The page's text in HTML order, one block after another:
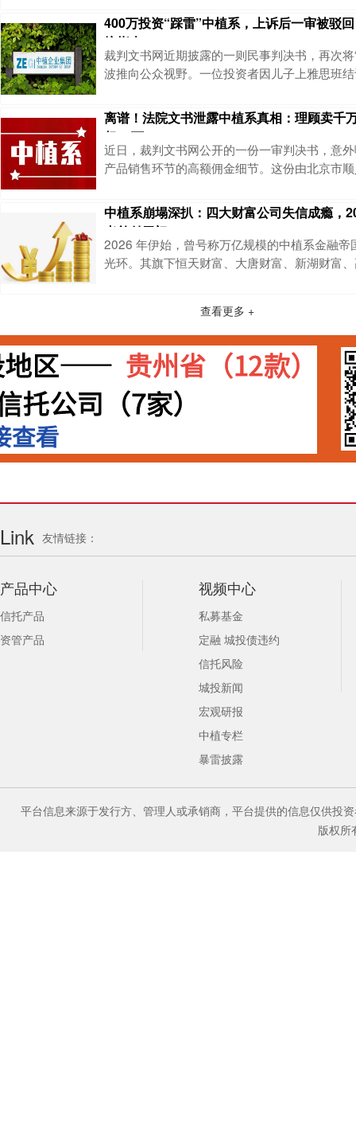
的逐步瓦解：2023年1-3月：中植系风险全面
提前兑付乱象。某关联集团旗下多家分公司高
兑付操作，涉及人数多、资金规模庞大；此外
构相关高管也参与提前兑付，累计金额达2.37亿
400万投资“踩雷”中植系，上诉后一审被驳
坑指南
裁判文书网近期披露的一则民事判决书，再次将
波推向公众视野。一位投资者因儿子上雅思班
理财顾问夫妇告上法庭，然而一审诉讼请求却
究竟发生了什么？又给所有投资者敲响了哪些
牵出的“高收益”陷阱，400万投入终成泡影这场
源于一次偶然的人际关系交集。原告文某因儿
离谱！法院文书泄露中植系真相：理顾卖千
超47万
近日，裁判文书网公开的一份一审判决书，意
产品销售环节的高额佣金细节。这份由北京市
纠纷，更让公众看清了中植系产品背后的激
出1000万产品，到手佣金高达47.58万元。核
单，佣金47.58万怎么来？该判决书披露的案例
产品的佣金体系十分明确：客户打款
中植系崩塌深扒：四大财富公司失信成瘾，
者兑付无门
2026 年伊始，曾号称万亿规模的中植系金融帝
光环。其旗下恒天财富、大唐财富、新湖财富
疮疤、2000 亿资金缺口的绝望，以及无数投
现实。司法惩戒沦为 “纸面约束”：失信公司早
的严肃性，在中植系的残局面前显得苍白无力
查看更多 +
Link 友情链接：
产品中心
信托产品
资管产品
视频中心
私募基金
定融 城投债违约
信托风险
城投新闻
宏观研报
中植专栏
暴雷披露
平台信息来源于发行方、管理人或承销商，平台提供的信息仅供投
版权所